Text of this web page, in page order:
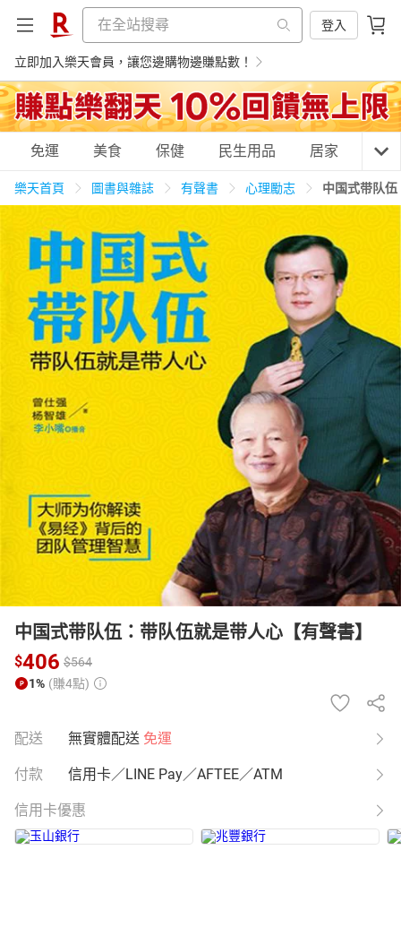
登入
立即加入樂天會員，讓您邊購物邊賺點數！
購物網分類
天天免運 美食蛋糕 養生保健 民生用品
居家生活 3C家電 親子玩具
化妝保養
免運 美食 保健 民生用品 居家 3C
樂天首頁 圖書與雜誌 有聲書 心理勵志 中国式带队
中国式带队伍：带队伍就是带人心【有聲書】
$406 $564
1% (賺4點)
配送 無實體配送 免運
付款 信用卡／LINE Pay／AFTEE／ATM
信用卡優惠